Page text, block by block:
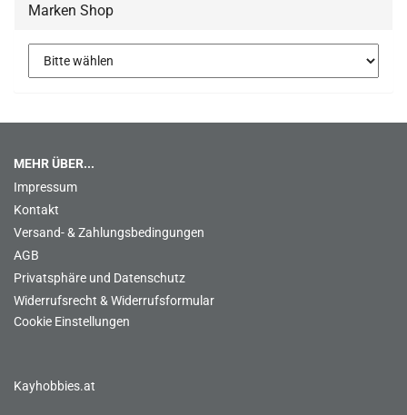
Marken Shop
MEHR ÜBER...
Impressum
Kontakt
Versand- & Zahlungsbedingungen
AGB
Privatsphäre und Datenschutz
Widerrufsrecht & Widerrufsformular
Cookie Einstellungen
Kayhobbies.at